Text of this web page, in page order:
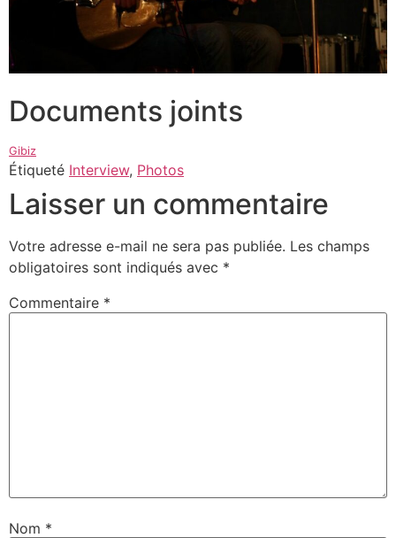
Documents joints
Gibiz
Étiqueté Interview, Photos
Laisser un commentaire
Votre adresse e-mail ne sera pas publiée. Les champs
obligatoires sont indiqués avec *
Commentaire *
Nom *